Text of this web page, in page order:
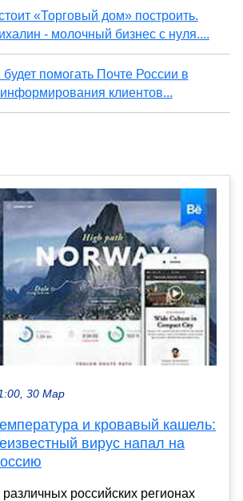
«Торговый дом» построить.
- молочный бизнес с нуля....
помогать Почте России в
клиентов...
30 Мар
и кровавый кашель:
вирус напал на
различных российских регионах